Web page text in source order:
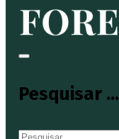
Pesquisar ...
Pesquisar